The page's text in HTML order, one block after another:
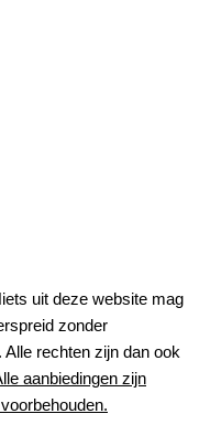
uit deze website mag
zonder
rechten zijn dan ook
aanbiedingen zijn